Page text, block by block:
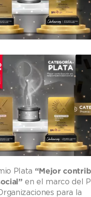
Plata “Mejor
en el marco del
para la